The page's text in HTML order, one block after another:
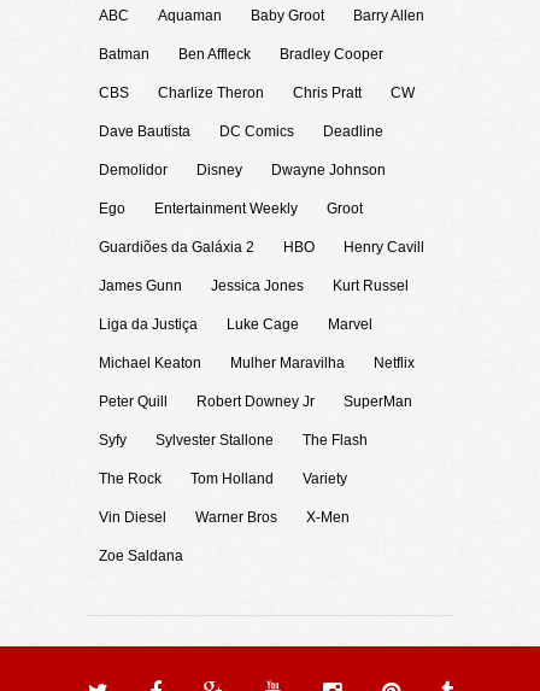
ABC Aquaman Baby Groot Barry Allen
Batman Ben Affleck Bradley Cooper
CBS Charlize Theron Chris Pratt CW
Dave Bautista DC Comics Deadline
Demolidor Disney Dwayne Johnson
Ego Entertainment Weekly Groot
Guardiões da Galáxia 2 HBO Henry Cavill
James Gunn Jessica Jones Kurt Russel
Liga da Justiça Luke Cage Marvel
Michael Keaton Mulher Maravilha Netflix
Peter Quill Robert Downey Jr SuperMan
Syfy Sylvester Stallone The Flash
The Rock Tom Holland Variety
Vin Diesel Warner Bros X-Men
Zoe Saldana